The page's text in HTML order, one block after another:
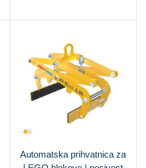
Automatska prihvatnica za